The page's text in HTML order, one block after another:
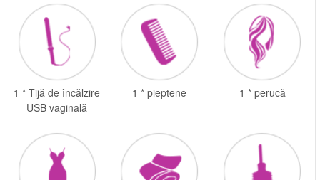
1 * Tijă de încălzire
USB vaginală
1 * pieptene 1 * perucă